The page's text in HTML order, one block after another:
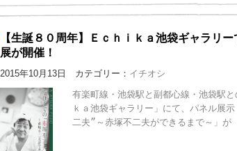
【生誕８０周年】Ｅｃｈｉｋａ池袋ギャラリ
展が開催！
2015年10月13日 カテゴリー： イチオシ
有楽町線・池袋駅と副都心線・池袋駅
ｋａ池袋ギャラリー」にて、パネル展
二夫”～赤塚不二夫ができるまで～」が